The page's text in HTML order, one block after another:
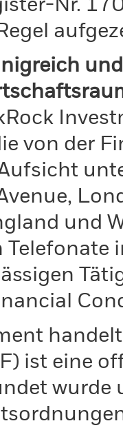
Nr.
von der
und
ist eine